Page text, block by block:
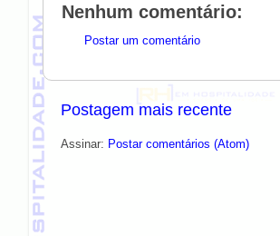
Nenhum comentário:
Postar um comentário
Postagem mais recente
Assinar: Postar comentários (Atom)